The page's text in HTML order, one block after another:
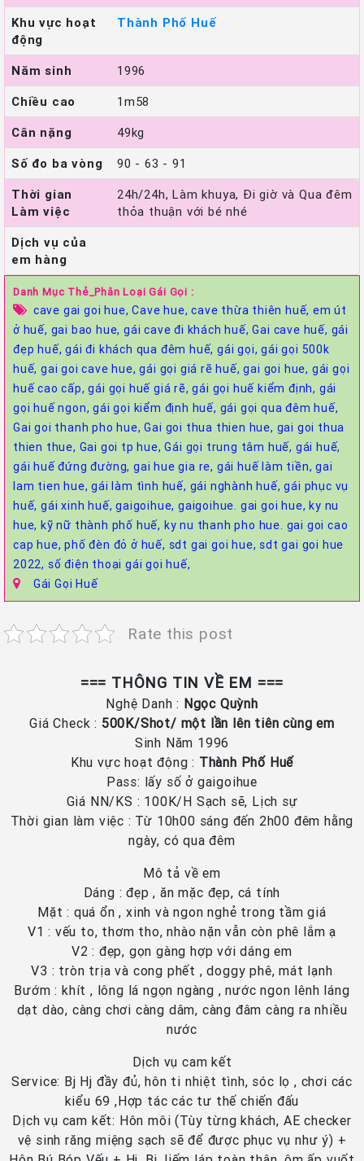
Khu vực hoạt
động
Thành Phố Huế
Năm sinh
1996
Chiều cao
1m58
Cân nặng
49kg
Số đo ba vòng
90 - 63 - 91
Thời gian
Làm việc
24h/24h, Làm khuya, Đi giờ và Qua đêm
thỏa thuận với bé nhé
Dịch vụ của
em hàng
Danh Mục Thẻ_Phân Loại Gái Gọi :
cave gai goi hue,Cave hue,cave thừa thiên huế,em út
ở huế, gai bao hue,gái cave đi khách huế,Gai cave huế, gái
đẹp huế,gái đi khách qua đêm huế,gái gọi,gái gọi 500k
huế, gai goi cave hue,gái gọi giá rẽ huế,gai goi hue, gái gọi
huế cao cấp,gái gọi huế giá rẽ,gái gọi huế kiểm định, gái
gọi huế ngon,gái gọi kiểm định huế, gái gọi qua đêm huế,
Gai goi thanh pho hue,Gai goi thua thien hue, gai goi thua
thien thue, Gai goi tp hue,Gái gọi trung tâm huế, gái huế,
gái huế đứng đường,gai hue gia re, gái huế làm tiền,gai
lam tien hue,gái làm tình huế, gái nghành huế,gái phục vụ
huế, gái xinh huế,gaigoihue,gaigoihue. gai goi hue,ky nu
hue, kỹ nữ thành phố huế, ky nu thanh pho hue. gai goi cao
cap hue,phố đèn đỏ ở huế, sdt gai goi hue, sdt gai goi hue
2022, số điện thoại gái gọi huế,
Gái Gọi Huế
Rate this post
=== THÔNG TIN VỀ EM ===
Nghệ Danh : Ngọc Quỳnh
Giá Check : 500K/Shot/ một lần lên tiên cùng em
Sinh Năm 1996
Khu vực hoạt động : Thành Phố Huế
Pass: lấy số ở gaigoihue
Giá NN/KS : 100K/H Sạch sẽ, Lịch sự
Thời gian làm việc : Từ 10h00 sáng đến 2h00 đêm hằng
ngày, có qua đêm
Mô tả về em
Dáng : đẹp , ăn mặc đẹp, cá tính
Mặt : quá ổn , xinh và ngon nghẻ trong tầm giá
V1 : vếu to, thơm tho, nhào nặn vẫn còn phê lắm ạ
V2 : đẹp, gọn gàng hợp với dáng em
V3 : tròn trịa và cong phết , doggy phê, mát lạnh
Bướm : khít , lông lá ngọn ngàng , nước ngon lênh láng
dạt dào, càng chơi càng dâm, càng đâm càng ra nhiều
nước
Dịch vụ cam kết
Service: Bj Hj đầy đủ, hôn ti nhiệt tình, sóc lọ , chơi các
kiểu 69 ,Hợp tác các tư thế chiến đấu
Dịch vụ cam kết: Hôn môi (Tùy từng khách, AE checker
vệ sinh răng miệng sạch sẽ để được phục vụ như ý) +